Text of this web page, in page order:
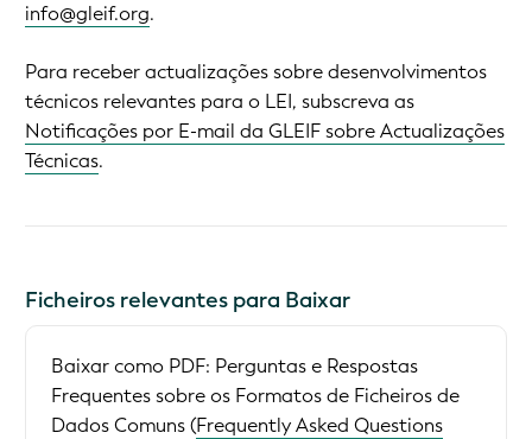
info@gleif.org.
Para receber actualizações sobre desenvolvimentos
técnicos relevantes para o LEI, subscreva as
Notificações por E-mail da GLEIF sobre Actualizações
Técnicas.
Ficheiros relevantes para Baixar
Baixar como PDF: Perguntas e Respostas
Frequentes sobre os Formatos de Ficheiros de
Dados Comuns (Frequently Asked Questions